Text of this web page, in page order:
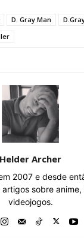
D. Gray Man
Helder Archer
2007 e desde
sobre anime,
videojogos.